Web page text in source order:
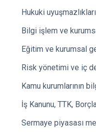
Hukuki
Bilgi işlem ve
Eğitim ve kurumsal
Risk yönetimi ve iç
Kamu kurumlarının
İş Kanunu, TTK,
Sermaye piyasası